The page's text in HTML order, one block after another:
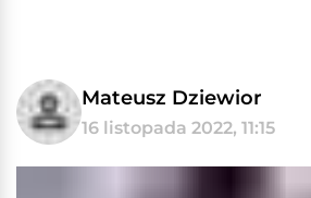
Mateusz Dziewior
16 listopada 2022, 11:15